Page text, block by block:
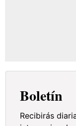
Boletín
Recibirás